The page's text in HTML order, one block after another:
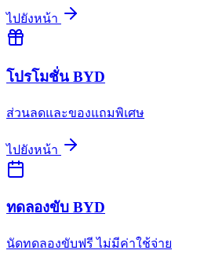
ไปยังหน้า
โปรโมชั่น BYD
ส่วนลดและของแถมพิเศษ
ไปยังหน้า
ทดลองขับ BYD
นัดทดลองขับฟรี ไม่มีค่าใช้จ่าย